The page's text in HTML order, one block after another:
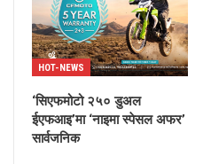
HOT-NEWS
‘सिएफमोटो २५० डुअल
ईएफआइ’मा ‘नाइमा स्पेसल अफर’
सार्वजनिक